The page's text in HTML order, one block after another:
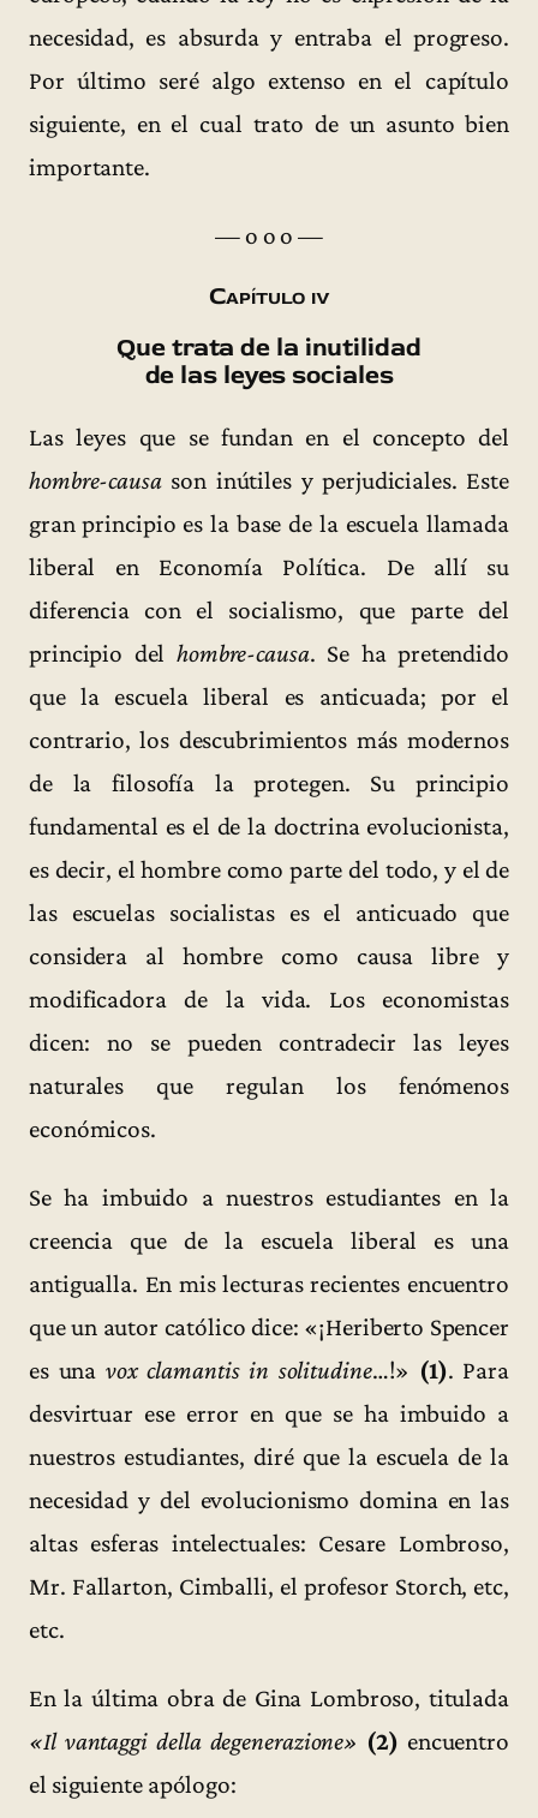
necesidad, es absurda y entraba el progreso.
Por último seré algo extenso en el capítulo
siguiente, en el cual trato de un asunto bien
importante.
— o o o —
Capítulo iv
Que trata de la inutilidad
de las leyes sociales
Las leyes que se fundan en el concepto del
hombre-causason inútiles y perjudiciales. Este
gran principio es la base de la escuela llamada
liberal en Economía Política. De allí su
diferencia con el socialismo, que parte del
principio del hombre-causa. Se ha pretendido
que la escuela liberal es anticuada; por el
contrario, los descubrimientos más modernos
de la filosofía la protegen. Su principio
fundamental es el de la doctrina evolucionista,
es decir, el hombre como parte del todo, y el de
las escuelas socialistas es el anticuado que
considera al hombre como causa libre y
modificadora de la vida. Los economistas
dicen: no se pueden contradecir las leyes
naturales que regulan los fenómenos
económicos.
Se ha imbuido a nuestros estudiantes en la
creencia que de la escuela liberal es una
antigualla. En mis lecturas recientes encuentro
que un autor católico dice: «¡Heriberto Spencer
es una vox clamantis in solitudine…!» (1). Para
desvirtuar ese error en que se ha imbuido a
nuestros estudiantes, diré que la escuela de la
necesidad y del evolucionismo domina en las
altas esferas intelectuales: Cesare Lombroso,
Mr. Fallarton, Cimballi, el profesor Storch, etc,
etc.
En la última obra de Gina Lombroso, titulada
«Il vantaggi della degenerazione» (2) encuentro
el siguiente apólogo: